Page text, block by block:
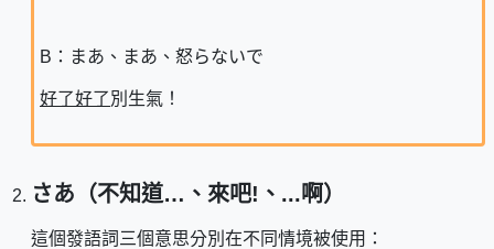
B：まあ、まあ、怒らないで
好了好了別生氣！
さあ（不知道…、來吧!、...啊）
這個發語詞三個意思分別在不同情境被使用：